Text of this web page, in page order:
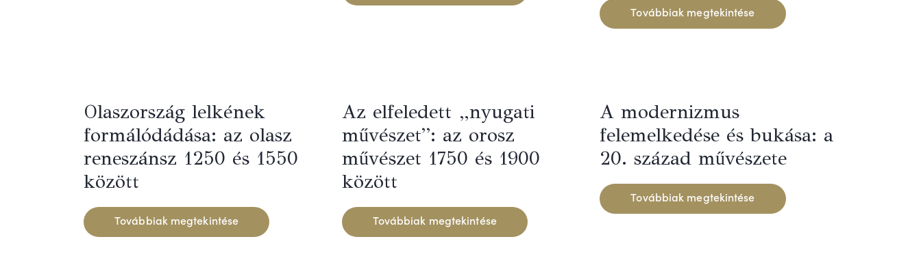
Továbbiak megtekintése
Olaszország lelkének
formálódádása: az olasz
reneszánsz 1250 és 1550
között
Továbbiak megtekintése
Az elfeledett „nyugati
művészet”: az orosz
művészet 1750 és 1900
között
Továbbiak megtekintése
A modernizmus
felemelkedése és bukása: a
20. század művészete
Továbbiak megtekintése